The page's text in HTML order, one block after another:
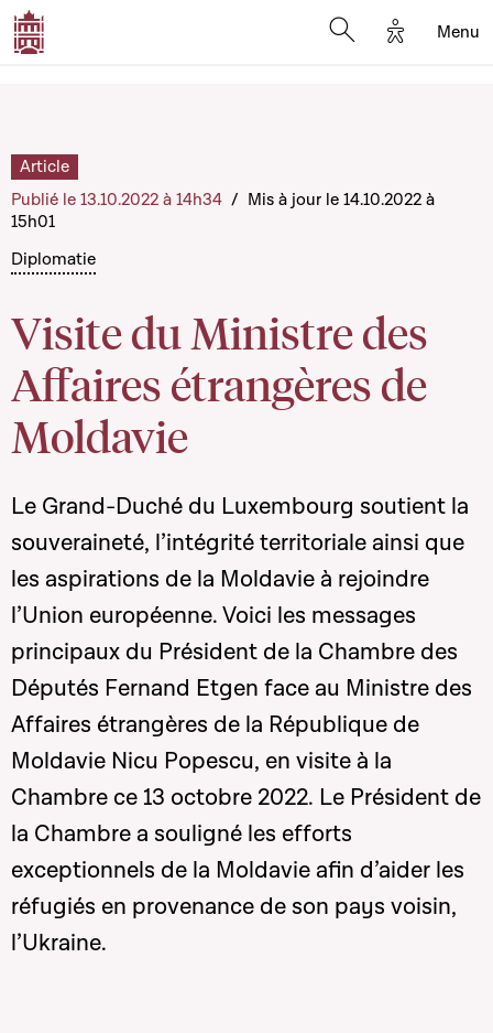
Options
Menu
Diplomatie
Visite du Ministre des
Affaires étrangères de
Moldavie
Article
Publié le 13.10.2022 à 14h34 / Mis à jour le 14.10.2022 à
15h01
Le Grand-Duché du Luxembourg soutient la
souveraineté, l’intégrité territoriale ainsi que
les aspirations de la Moldavie à rejoindre
l’Union européenne. Voici les messages
principaux du Président de la Chambre des
Députés Fernand Etgen face au Ministre des
Affaires étrangères de la République de
Moldavie Nicu Popescu, en visite à la
Chambre ce 13 octobre 2022. Le Président de
la Chambre a souligné les efforts
exceptionnels de la Moldavie afin d’aider les
réfugiés en provenance de son pays voisin,
l’Ukraine.